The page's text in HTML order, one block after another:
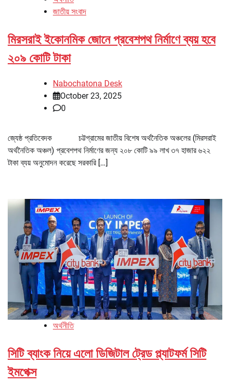
জাতীয় সংবাদ
মিরসরাই ইকোনমিক জোনে প্রবেশপথ নির্মাণে ব্যয় হবে
২০৯ কোটি টাকা
Nabochatona Desk
October 23, 2025
0
জ্যেষ্ঠ প্রতিবেদক চট্টগ্রামের জাতীয় বিশেষ অর্থনৈতিক অঞ্চলের (মিরসরাই
অর্থনৈতিক অঞ্চল) প্রবেশপথ নির্মাণের জন্য ২০৮ কোটি ৯৯ লাখ ৩৭ হাজার ৬২২
টাকা ব্যয় অনুমোদন করেছে সরকারি […]
অর্থনীতি
সিটি ব্যাংক নিয়ে এলো ডিজিটাল ট্রেড প্ল্যাটফর্ম সিটি
ইমপেক্স